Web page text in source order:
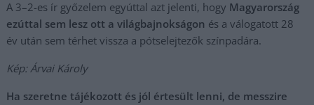
A 3–2-es ír győzelem egyúttal azt jelenti, hogy Magyarország
ezúttal sem lesz ott a világbajnokságon és a válogatott 28
év után sem térhet vissza a pótselejtezők színpadára.
Kép: Árvai Károly
Ha szeretne tájékozott és jól értesült lenni, de messzire